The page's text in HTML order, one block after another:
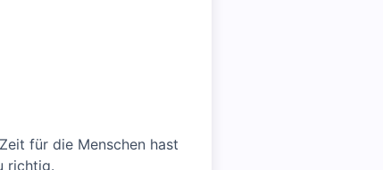
für die Menschen hast
richtig.